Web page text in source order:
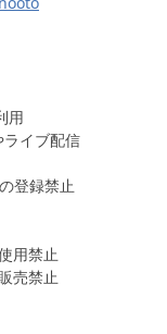
用
イブ配信
登録禁止
用禁止
売禁止